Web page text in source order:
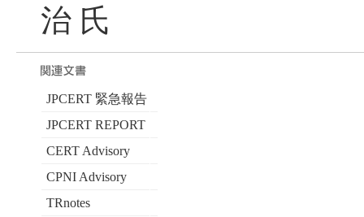
治 氏
JPCERT 緊急報告
JPCERT REPORT
CERT Advisory
CPNI Advisory
TRnotes